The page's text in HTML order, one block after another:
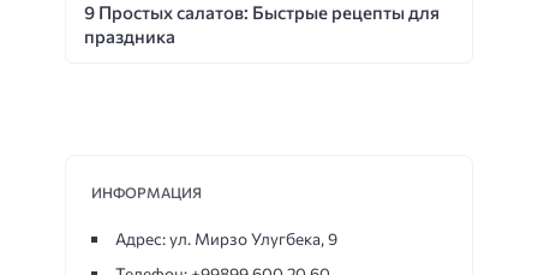
9 Простых салатов: Быстрые рецепты для
праздника
ИНФОРМАЦИЯ
Адрес: ул. Мирзо Улугбека, 9